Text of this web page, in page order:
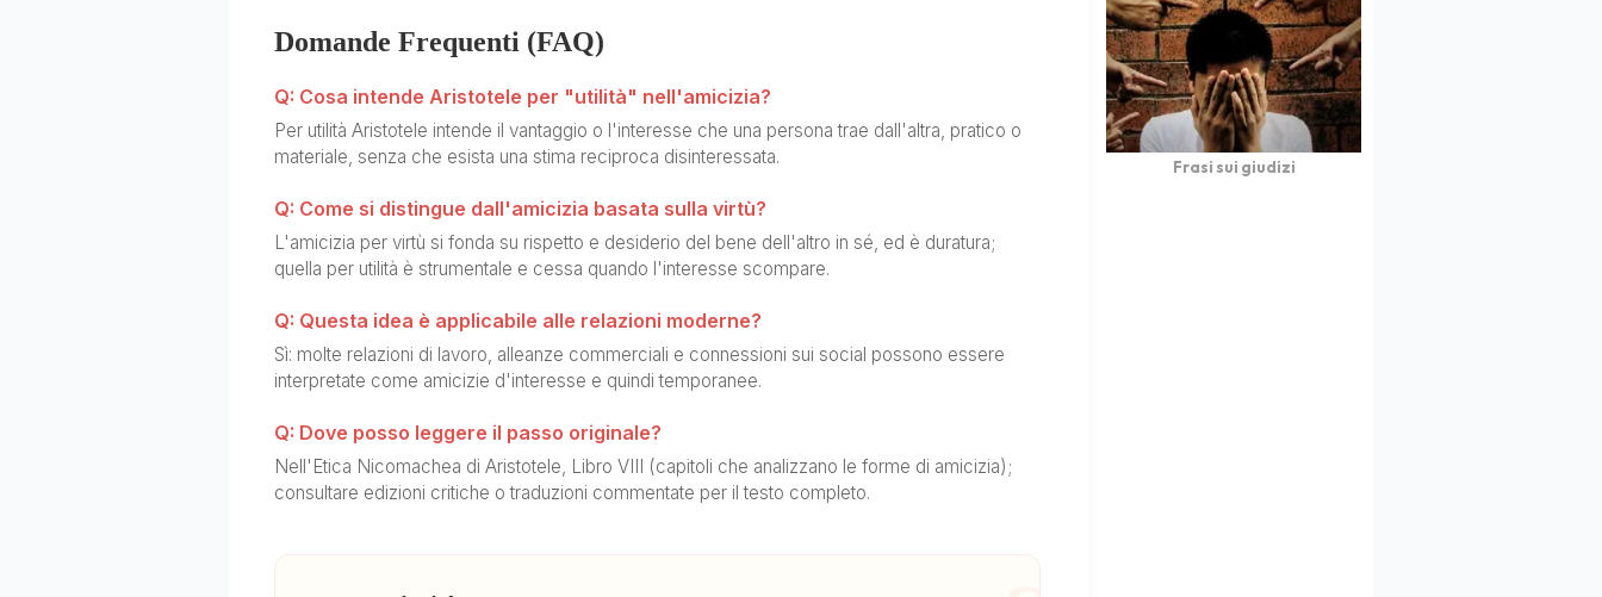
Domande Frequenti (FAQ)
Q: Cosa intende Aristotele per "utilità" nell'amicizia?
Per utilità Aristotele intende il vantaggio o l'interesse che una persona trae dall'altra, pratico o
materiale, senza che esista una stima reciproca disinteressata.
Q: Come si distingue dall'amicizia basata sulla virtù?
L'amicizia per virtù si fonda su rispetto e desiderio del bene dell'altro in sé, ed è duratura;
quella per utilità è strumentale e cessa quando l'interesse scompare.
Q: Questa idea è applicabile alle relazioni moderne?
Sì: molte relazioni di lavoro, alleanze commerciali e connessioni sui social possono essere
interpretate come amicizie d'interesse e quindi temporanee.
Q: Dove posso leggere il passo originale?
Nell'Etica Nicomachea di Aristotele, Libro VIII (capitoli che analizzano le forme di amicizia);
consultare edizioni critiche o traduzioni commentate per il testo completo.
Frasi sui giudizi